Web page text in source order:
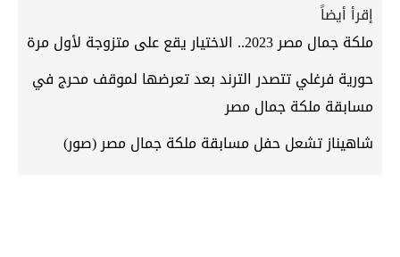
إقرأ أيضاً
ملكة جمال مصر 2023.. الاختيار يقع على متزوجة لأول مرة
حورية فرغلي تتصدر الترند بعد تعرضها لموقف محرج في
مسابقة ملكة جمال مصر
شاهيناز تشعل حفل مسابقة ملكة جمال مصر (صور)